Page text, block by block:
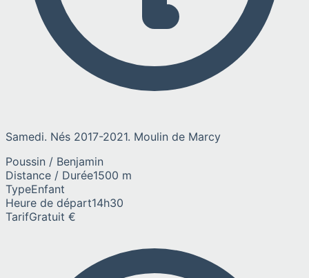
Samedi. Nés 2017-2021. Moulin de Marcy
Poussin / Benjamin
Distance / Durée1500 m
TypeEnfant
Heure de départ14h30
TarifGratuit €